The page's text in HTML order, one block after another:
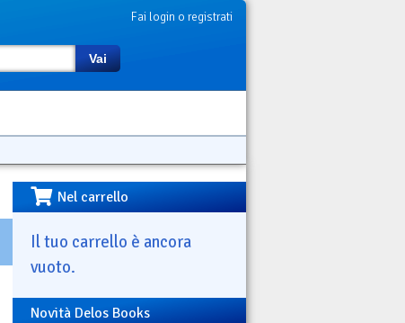
Fai login o registrati
Vai
Nel carrello
Il tuo carrello è ancora
vuoto.
Novità Delos Books